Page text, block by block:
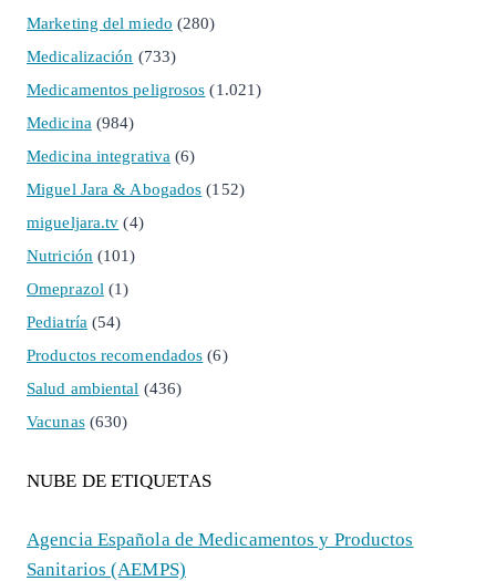
Marketing del miedo (280)
Medicalización (733)
Medicamentos peligrosos (1.021)
Medicina (984)
Medicina integrativa (6)
Miguel Jara & Abogados (152)
migueljara.tv (4)
Nutrición (101)
Omeprazol (1)
Pediatría (54)
Productos recomendados (6)
Salud ambiental (436)
Vacunas(630)
NUBE DE ETIQUETAS
Agencia Española de Medicamentos y Productos
Sanitarios (AEMPS)